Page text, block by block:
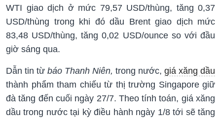
WTI giao dịch ở mức 79,57 USD/thùng, tăng 0,37
USD/thùng trong khi đó dầu Brent giao dịch mức
83,48 USD/thùng, tăng 0,02 USD/ounce so với đầu
giờ sáng qua.
Dẫn tin từ báo Thanh Niên, trong nước, giá xăng dầu
thành phẩm tham chiếu từ thị trường Singapore giữ
đà tăng đến cuối ngày 27/7. Theo tính toán, giá xăng
dầu trong nước tại kỳ điều hành ngày 1/8 tới sẽ tăng